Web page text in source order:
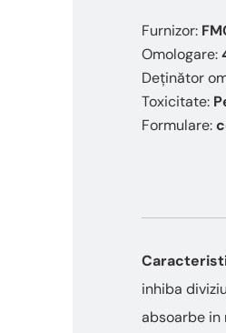
Furnizor:
Omologare:
Deținător
Toxicitate:
Formulare:
inhiba
absoarbe in